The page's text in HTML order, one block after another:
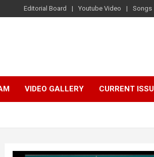
Editorial Board Youtube Video Songs
VIDEO GALLERY CURRENT